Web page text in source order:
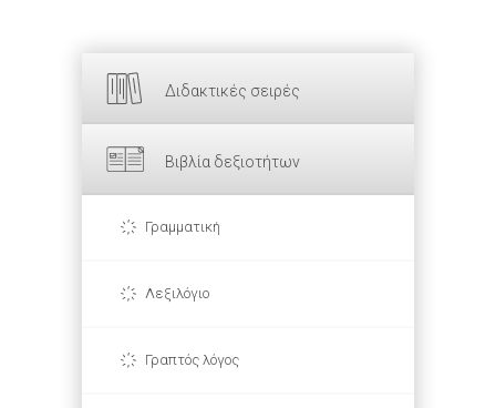
Διδακτικές σειρές
Βιβλία δεξιοτήτων
Γραμματική
Λεξιλόγιο
Γραπτός λόγος